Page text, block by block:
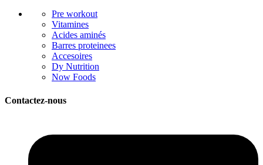
Pre workout
Vitamines
Acides aminés
Barres proteinees
Accesoires
Dy Nutrition
Now Foods
Contactez-nous